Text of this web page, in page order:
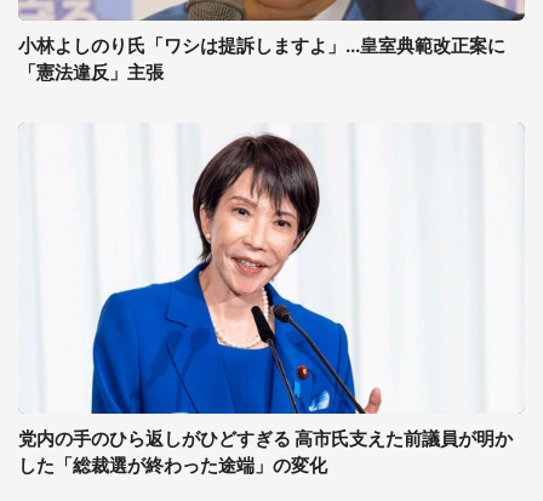
小林よしのり氏「ワシは提訴しますよ」...皇室典範改正案に
「憲法違反」主張
党内の手のひら返しがひどすぎる 高市氏支えた前議員が明か
した「総裁選が終わった途端」の変化